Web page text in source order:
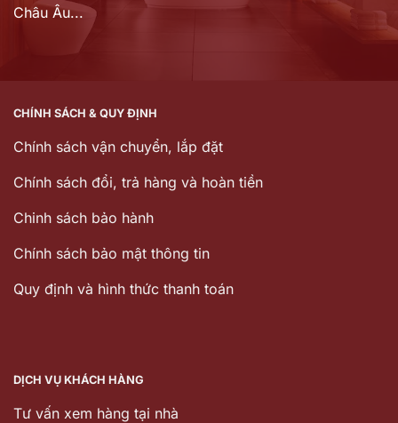
Châu Âu...
CHÍNH SÁCH & QUY ĐỊNH
Chính sách vận chuyển, lắp đặt
Chính sách đổi, trả hàng và hoàn tiền
Chinh sách bảo hành
Chính sách bảo mật thông tin
Quy định và hình thức thanh toán
DỊCH VỤ KHÁCH HÀNG
Tư vấn xem hàng tại nhà